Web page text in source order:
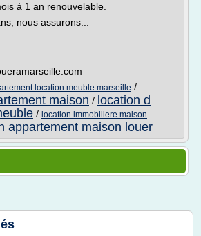
à 1 an renouvelable.
nous assurons...
location meuble marseille /
maison / location d
/ location immobiliere maison
appartement maison louer